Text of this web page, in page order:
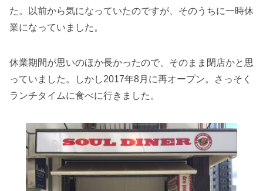
た。以前から気になっていたのですが、そのうちに一時休
業になっていました。
休業期間が思いのほか長かったので、そのまま閉店かと思
っていました。しかし2017年8月に再オープン。さっそく
ランチタイムに食べに行きました。